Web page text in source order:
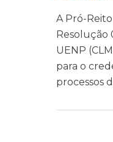
A Pró-
Resolução
UENP
para o
processos